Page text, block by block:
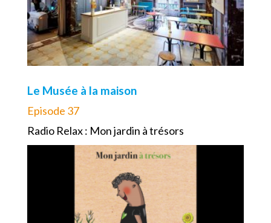
Le Musée à la maison
Episode 37
Radio Relax : Mon jardin à trésors